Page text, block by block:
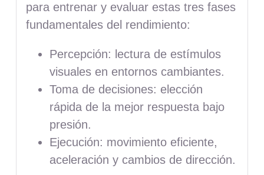
para entrenar y evaluar estas tres fases
fundamentales del rendimiento:
Percepción: lectura de estímulos
visuales en entornos cambiantes.
Toma de decisiones: elección
rápida de la mejor respuesta bajo
presión.
Ejecución: movimiento eficiente,
aceleración y cambios de dirección.